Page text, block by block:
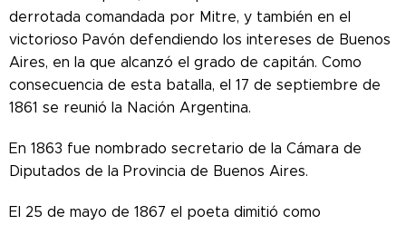
derrotada comandada por Mitre, y también en el
victorioso Pavón defendiendo los intereses de Buenos
Aires, en la que alcanzó el grado de capitán. Como
consecuencia de esta batalla, el 17 de septiembre de
1861 se reunió la Nación Argentina.
En 1863 fue nombrado secretario de la Cámara de
Diputados de la Provincia de Buenos Aires.
El 25 de mayo de 1867 el poeta dimitió como